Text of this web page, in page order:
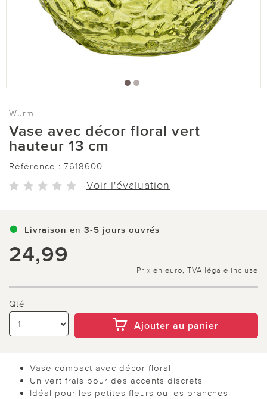
Wurm
Vase avec décor floral vert
hauteur 13 cm
Référence : 7618600
Voir l'évaluation
Livraison en 3-5 jours ouvrés
24,99
Prix en euro, TVA légale incluse
Qté
Ajouter au panier
Vase compact avec décor floral
Un vert frais pour des accents discrets
Idéal pour les petites fleurs ou les branches